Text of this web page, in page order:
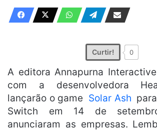
Curtir! 0
A editora Annapurna
com a desenvolvedora
lançarão o game Solar Ash
Switch em 14 de
anunciaram as empresas.